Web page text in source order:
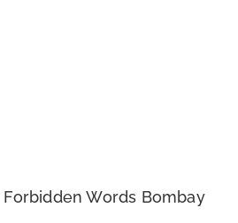
Forbidden Words Bombay